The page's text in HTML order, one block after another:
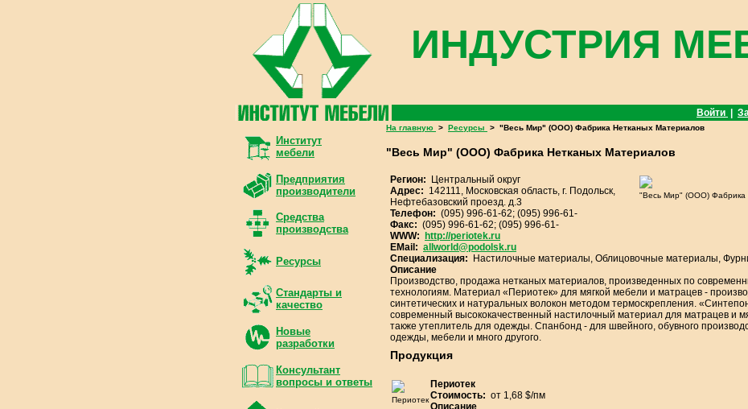
ИНДУСТРИЯ
Войти
Институт
мебели
Предприятия
производители
Средства
производства
Ресурсы
Стандарты и
качество
Новые
разработки
Консультант
вопросы и ответы
На главную > Ресурсы > "Весь Мир" (ООО) Фабрика Нетканых Материалов
"Весь Мир" (ООО) Фабрика Нетканых Материалов
"Весь Мир" (ООО) Фабрика
Регион: Центральный округ
Адрес: 142111, Московская область, г. Подольск,
Нефтебазовский проезд. д.3
Телефон: (095) 996-61-62; (095) 996-61-
Факс: (095) 996-61-62; (095) 996-61-
WWW: http://periotek.ru
EMail: allworld@podolsk.ru
Специализация: Настилочные материалы, Облицовочные материалы,
Описание
Производство, продажа нетканых материалов, произведенных по
технологиям. Материал «Периотек» для мягкой мебели и матрацев -
синтетических и натуральных волокон методом термоскрепления.
современный высококачественный настилочный материал для матрацев и
также утеплитель для одежды. Спанбонд - для швейного, обувного
одежды, мебели и много другого.
Продукция
Периотек
Периотек
Стоимость: от 1,68 $/пм
Описание